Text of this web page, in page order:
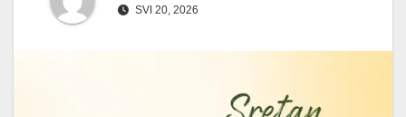
SVI 20, 2026